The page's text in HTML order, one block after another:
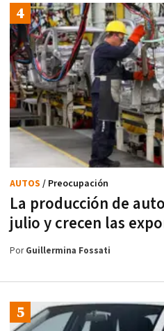
La producción de
julio y crecen las
AUTOS / Preocupación
PorGuillermina Fossati